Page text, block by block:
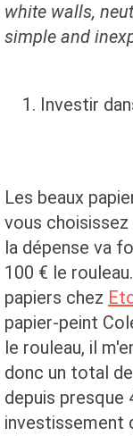
white walls,
simple and
Investir
Les beaux
vous choisissez
la dépense va
100 € le
papiers chez
papier-peint
le rouleau, il
donc un total
depuis presque
investissement